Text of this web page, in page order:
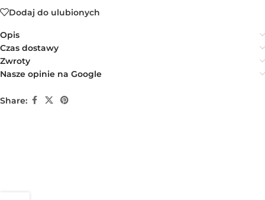
Dodaj do ulubionych
Opis
Czas dostawy
Zwroty
Nasze opinie na Google
Share: